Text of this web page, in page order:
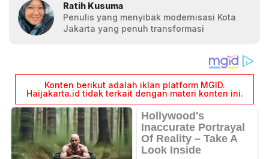
Ratih Kusuma
Penulis yang menyibak modernisasi Kota
Jakarta yang penuh transformasi